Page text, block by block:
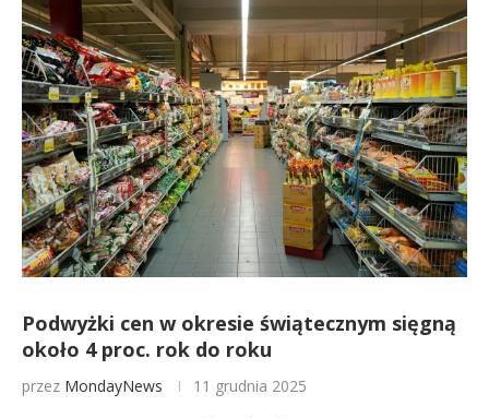
Podwyżki cen w okresie świątecznym sięgną
około 4 proc. rok do roku
przez MondayNews 11 grudnia 2025